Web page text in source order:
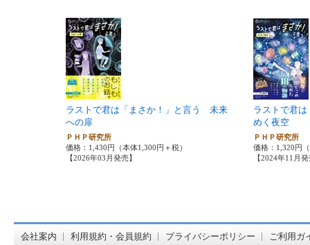
ラストで君は「まさか！」と言う 未来
への扉
ＰＨＰ研究所
価格：1,430円（本体1,300円＋税）
【2026年03月発売】
ラストで君
めく夜空
ＰＨＰ研究所
価格：1,320円
【2024年11月
会社案内 利用規約・会員規約 プライバシーポリシー
ご利用ガ